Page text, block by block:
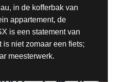
in de kofferbak van
appartement, de
is een statement van
niet zomaar een fiets;
meesterwerk.